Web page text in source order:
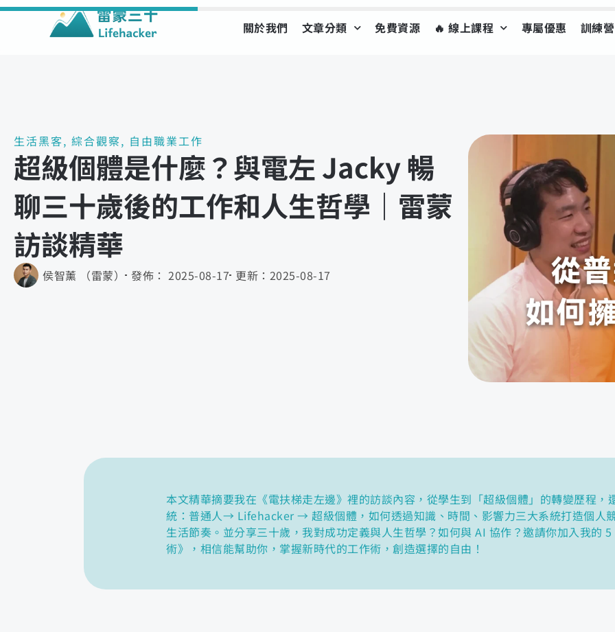
關於我們 文章分類 免費資源 🔥 線上課程 專屬優惠 訓練營
生活黑客, 綜合觀察, 自由職業工作
超級個體是什麼？與電左 Jacky 暢
聊三十歲後的工作和人生哲學｜雷蒙
訪談精華
侯智薰 （雷蒙） 發佈： 2025-08-17 更新： 2025-08-17
本文精華摘要我在《電扶梯走左邊》裡的訪談內容，從學生到「超級個體」的轉變歷程，
統：普通人→ Lifehacker → 超級個體，如何透過知識、時間、影響力三大系統打造個人
生活節奏。並分享三十歲，我對成功定義與人生哲學？如何與 AI 協作？邀請你加入我的
術》，相信能幫助你，掌握新時代的工作術，創造選擇的自由！